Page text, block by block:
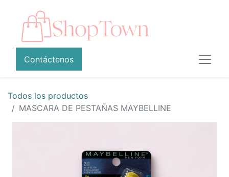
Contáctenos
Todos los productos
MASCARA DE PESTAÑAS MAYBELLINE